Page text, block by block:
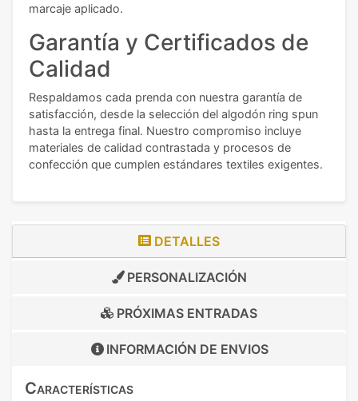
marcaje aplicado.
Garantía y Certificados de
Calidad
Respaldamos cada prenda con nuestra garantía de
satisfacción, desde la selección del algodón ring spun
hasta la entrega final. Nuestro compromiso incluye
materiales de calidad contrastada y procesos de
confección que cumplen estándares textiles exigentes.
DETALLES
PERSONALIZACIÓN
PRÓXIMAS ENTRADAS
INFORMACIÓN DE ENVIOS
Características